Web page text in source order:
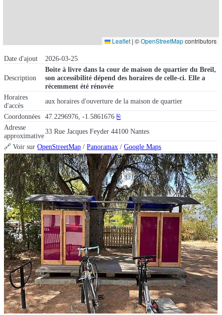
Date d'ajout 2026-03-25
Description
Boite à livre dans la cour de maison de quartier du Breil,
son accessibilité dépend des horaires de celle-ci. Elle a
récemment été rénovée
Horaires
d'accès
aux horaires d'ouverture de la maison de quartier
Coordonnées
47.2296976, -1.5861676 ⎘
Adresse
approximative
33 Rue Jacques Feyder 44100 Nantes
🔗 Voir surOpenStreetMap /Panoramax /Google Maps
Leaflet | ©OpenStreetMapcontributors